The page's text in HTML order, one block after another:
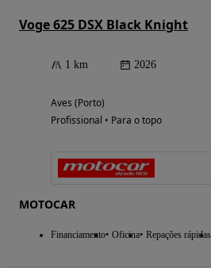
Voge 625 DSX Black Knight
1 km 2026
Aves (Porto)
Profissional • Para o topo
MOTOCAR
Financiamento Oficina Repações rápidas